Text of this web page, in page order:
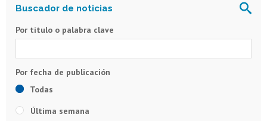
Por título o palabra clave
Todas
Última semana